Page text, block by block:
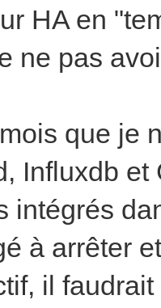
HA en
ne pas
que je
Influxdb
intégrés
à arrêter
il